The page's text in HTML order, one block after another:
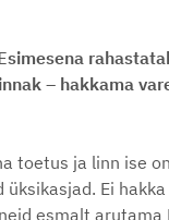
– hakkama
toetus ja linn ise
Ei
esmalt arutama